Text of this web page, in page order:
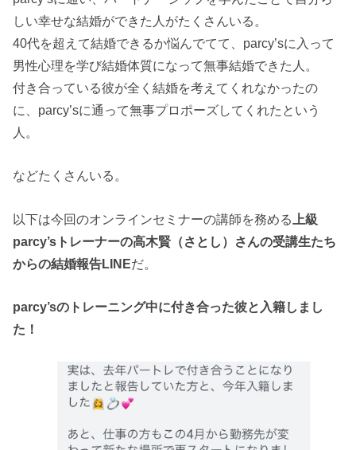
しい幸せな結婚ができた人がたくさんいる。
40代を超えて結婚できるか悩んでてて、parcy’sに入って
男性心理を学び結婚体質になって無事結婚できた人。
付き合っている彼が全く結婚を考えてくれなかったの
に、parcy’sに通って無事プロポーズしてくれたという
人。
などたくさんいる。
以下は今回のオンラインセミナーの講師を務める
上級
parcy’sトレーナーの高木賢（さとし）さんの受講生たち
からの結婚報告LINEだ。
parcy’sのトレーニング中に付き合った彼と入籍しまし
た！